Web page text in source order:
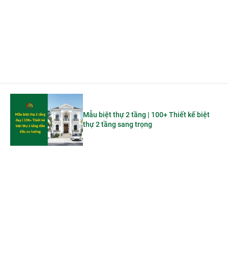
Mẫu biệt thự 2 tầng | 100+ Thiết kế biệt
thự 2 tầng sang trọng